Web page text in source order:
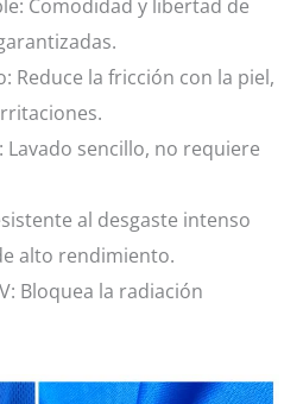
Reduce la fricción con la piel,
Lavado sencillo, no requiere
al desgaste intenso
alto rendimiento.
Bloquea la radiación